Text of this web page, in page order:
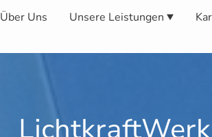
Über Uns Unsere Leistungen